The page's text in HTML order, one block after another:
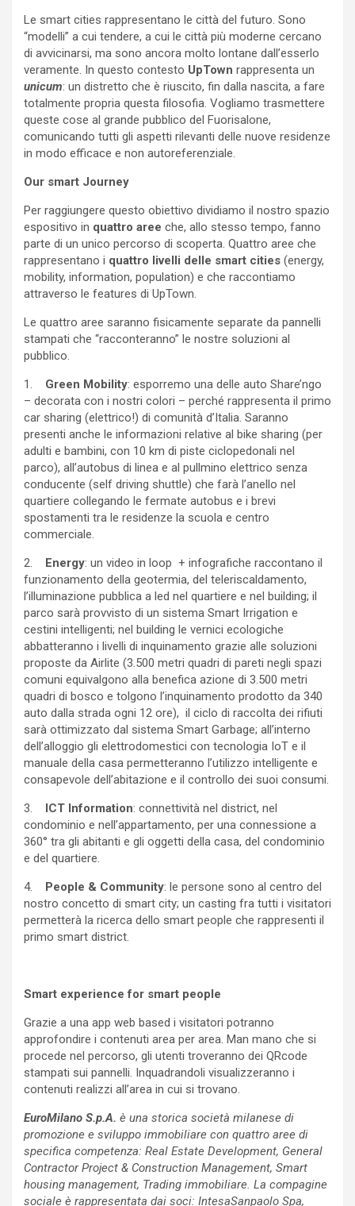
Le smart cities rappresentano le città del futuro. Sono
“modelli” a cui tendere, a cui le città più moderne cercano
di avvicinarsi, ma sono ancora molto lontane dall’esserlo
veramente. In questo contesto UpTown rappresenta un
unicum: un distretto che è riuscito, fin dalla nascita, a fare
totalmente propria questa filosofia. Vogliamo trasmettere
queste cose al grande pubblico del Fuorisalone,
comunicando tutti gli aspetti rilevanti delle nuove residenze
in modo efficace e non autoreferenziale.
Our smart Journey
Per raggiungere questo obiettivo dividiamo il nostro spazio
espositivo in quattro aree che, allo stesso tempo, fanno
parte di un unico percorso di scoperta. Quattro aree che
rappresentano i quattro livelli delle smart cities (energy,
mobility, information, population) e che raccontiamo
attraverso le features di UpTown.
Le quattro aree saranno fisicamente separate da pannelli
stampati che “racconteranno” le nostre soluzioni al
pubblico.
1. Green Mobility: esporremo una delle auto Share’ngo
– decorata con i nostri colori – perché rappresenta il primo
car sharing (elettrico!) di comunità d’Italia. Saranno
presenti anche le informazioni relative al bike sharing (per
adulti e bambini, con 10 km di piste ciclopedonali nel
parco), all’autobus di linea e al pullmino elettrico senza
conducente (self driving shuttle) che farà l’anello nel
quartiere collegando le fermate autobus e i brevi
spostamenti tra le residenze la scuola e centro
commerciale.
2. Energy: un video in loop + infografiche raccontano il
funzionamento della geotermia, del teleriscaldamento,
l’illuminazione pubblica a led nel quartiere e nel building; il
parco sarà provvisto di un sistema Smart Irrigation e
cestini intelligenti; nel building le vernici ecologiche
abbatteranno i livelli di inquinamento grazie alle soluzioni
proposte da Airlite (3.500 metri quadri di pareti negli spazi
comuni equivalgono alla benefica azione di 3.500 metri
quadri di bosco e tolgono l’inquinamento prodotto da 340
auto dalla strada ogni 12 ore), il ciclo di raccolta dei rifiuti
sarà ottimizzato dal sistema Smart Garbage; all’interno
dell’alloggio gli elettrodomestici con tecnologia IoT e il
manuale della casa permetteranno l’utilizzo intelligente e
consapevole dell’abitazione e il controllo dei suoi consumi.
3. ICT Information: connettività nel district, nel
condominio e nell’appartamento, per una connessione a
360° tra gli abitanti e gli oggetti della casa, del condominio
e del quartiere.
4. People & Community: le persone sono al centro del
nostro concetto di smart city; un casting fra tutti i visitatori
permetterà la ricerca dello smart people che rappresenti il
primo smart district.
Smart experience for smart people
Grazie a una app web based i visitatori potranno
approfondire i contenuti area per area. Man mano che si
procede nel percorso, gli utenti troveranno dei QRcode
stampati sui pannelli. Inquadrandoli visualizzeranno i
contenuti realizzi all’area in cui si trovano.
EuroMilano S.p.A. è una storica società milanese di
promozione e sviluppo immobiliare con quattro aree di
specifica competenza: Real Estate Development, General
Contractor Project & Construction Management, Smart
housing management, Trading immobiliare. La compagine
sociale è rappresentata dai soci: IntesaSanpaolo Spa,